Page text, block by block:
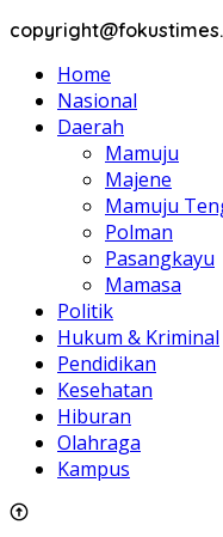
Home
Nasional
Daerah
Mamuju
Majene
Mamuju
Polman
Pasangkayu
Mamasa
Politik
Hukum & Kriminal
Pendidikan
Kesehatan
Hiburan
Olahraga
Kampus